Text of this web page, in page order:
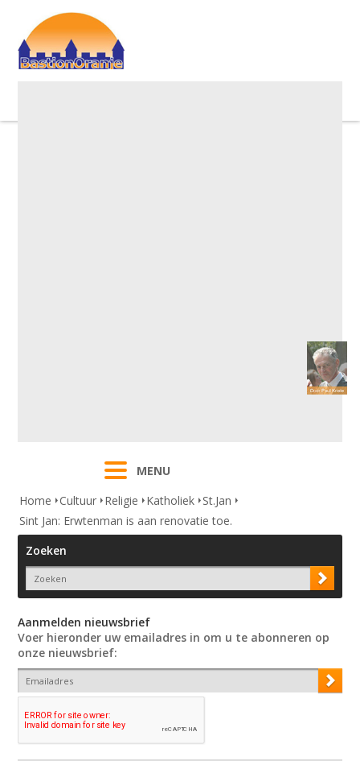
MENU
Home
Cultuur Religie Katholiek St.Jan
Sint Jan: Erwtenman is aan renovatie toe.
Zoeken
Aanmelden nieuwsbrief
Voer hieronder uw emailadres in om u te abonneren op
onze nieuwsbrief: